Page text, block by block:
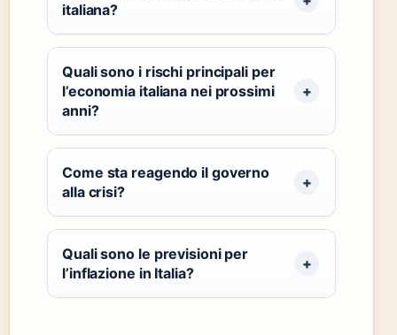
italiana?
Quali sono i rischi principali per
l’economia italiana nei prossimi
anni?
Come sta reagendo il governo
alla crisi?
Quali sono le previsioni per
l’inflazione in Italia?